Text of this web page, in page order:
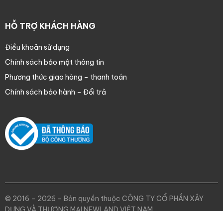
HỖ TRỢ KHÁCH HÀNG
Điều khoản sử dụng
Chính sách bảo mật thông tin
Phương thức giao hàng – thanh toán
Chính sách bảo hành – Đổi trả
© 2016 – 2026 – Bản quyền thuộc CÔNG TY CỔ PHẦN XÂY